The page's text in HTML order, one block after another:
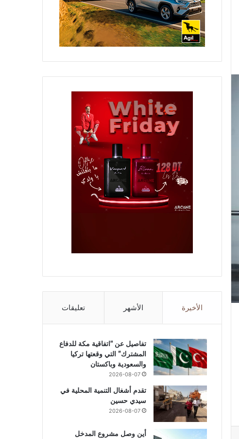
الأخيرة الأشهر تعليقات
تفاصيل عن “اتفاقية مكة للدفاع
المشترك” التي وقعتها تركيا
والسعودية وباكستان
2026-08-07
تقدم أشغال التنمية المحلية في
سيدي حسين
2026-08-07
أين وصل مشروع المدخل